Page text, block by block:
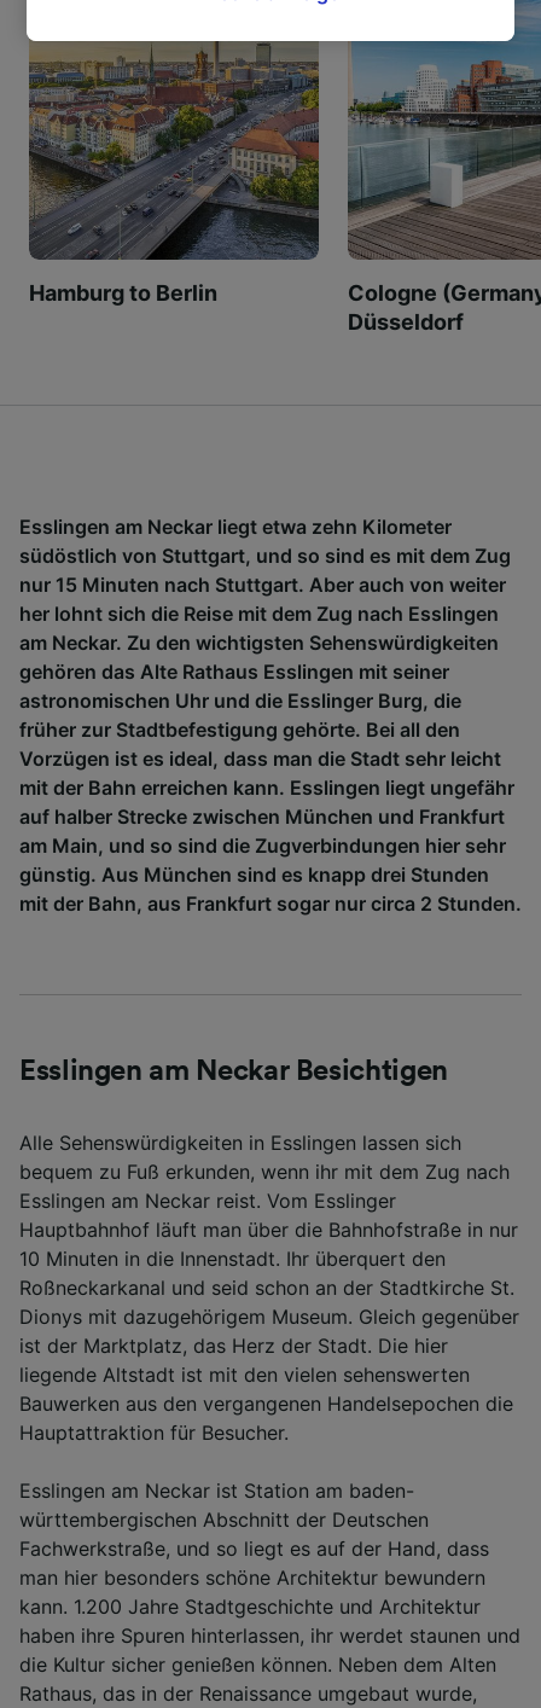
Hamburg to Berlin
Cologne
Düsseldorf
Esslingen am Neckar liegt etwa zehn Kilometer
südöstlich von Stuttgart, und so sind es mit dem Zug
nur 15 Minuten nach Stuttgart. Aber auch von weiter
her lohnt sich die Reise mit dem Zug nach Esslingen
am Neckar. Zu den wichtigsten Sehenswürdigkeiten
gehören das Alte Rathaus Esslingen mit seiner
astronomischen Uhr und die Esslinger Burg, die
früher zur Stadtbefestigung gehörte. Bei all den
Vorzügen ist es ideal, dass man die Stadt sehr leicht
mit der Bahn erreichen kann. Esslingen liegt ungefähr
auf halber Strecke zwischen München und Frankfurt
am Main, und so sind die Zugverbindungen hier sehr
günstig. Aus München sind es knapp drei Stunden
mit der Bahn, aus Frankfurt sogar nur circa 2 Stunden.
Esslingen am Neckar Besichtigen
Alle Sehenswürdigkeiten in Esslingen lassen sich
bequem zu Fuß erkunden, wenn ihr mit dem Zug nach
Esslingen am Neckar reist. Vom Esslinger
Hauptbahnhof läuft man über die Bahnhofstraße in nur
10 Minuten in die Innenstadt. Ihr überquert den
Roßneckarkanal und seid schon an der Stadtkirche St.
Dionys mit dazugehörigem Museum. Gleich gegenüber
ist der Marktplatz, das Herz der Stadt. Die hier
liegende Altstadt ist mit den vielen sehenswerten
Bauwerken aus den vergangenen Handelsepochen die
Hauptattraktion für Besucher.
Esslingen am Neckar ist Station am baden-
württembergischen Abschnitt der Deutschen
Fachwerkstraße, und so liegt es auf der Hand, dass
man hier besonders schöne Architektur bewundern
kann. 1.200 Jahre Stadtgeschichte und Architektur
haben ihre Spuren hinterlassen, ihr werdet staunen und
die Kultur sicher genießen können. Neben dem Alten
Rathaus, das in der Renaissance umgebaut wurde,
besuchen Sie jederzeit die Seite der
Datenschutzrichtlinie. Diese Präferenzen
werden unseren Partnern signalisiert und
haben keinen Einfluss auf Surfdaten. Ihre
Daten werden nicht für Tracking-Zwecke
verwendet, wenn Sie uns gebeten haben, Ihr
Surfverhalten nicht zu verfolgen.
Folgendes bereitzustellen:
Verwendung genauer Standortdaten.
Informationen auf einem Endgerät.
Angeboten.
Liste der Partner (Lieferanten)